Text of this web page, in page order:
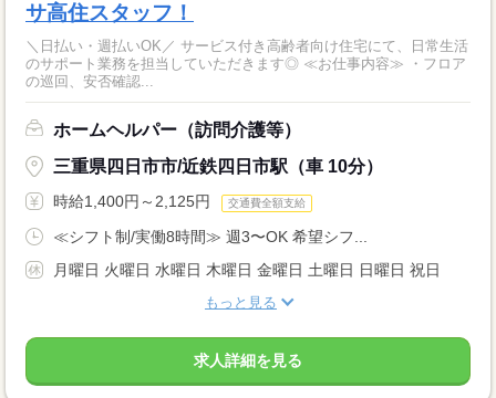
サ高住スタッフ！
＼日払い・週払いOK／ サービス付き高齢者向け住宅にて、日常生活
のサポート業務を担当していただきます◎ ≪お仕事内容≫ ・フロア
の巡回、安否確認...
ホームヘルパー（訪問介護等）
三重県四日市市/近鉄四日市駅（車 10分）
時給1,400円～2,125円 交通費全額支給
≪シフト制/実働8時間≫ 週3〜OK 希望シフ...
月曜日 火曜日 水曜日 木曜日 金曜日 土曜日 日曜日 祝日
もっと見る
求人詳細を見る